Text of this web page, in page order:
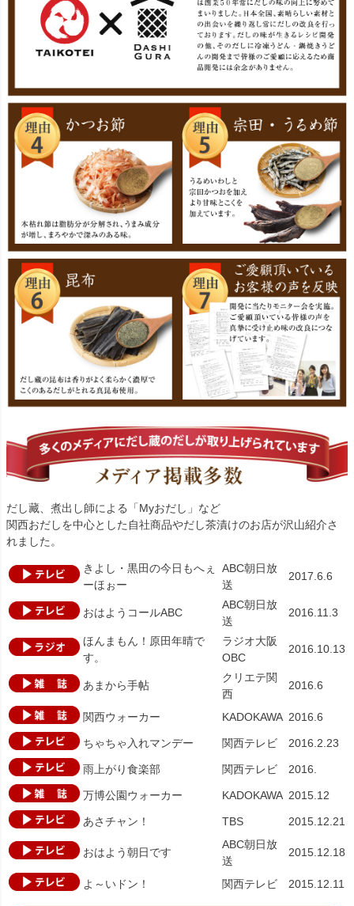
だし藏、煮出し師による「Myおだし」など
関西おだしを中心とした自社商品やだし茶漬けのお店が沢山紹介さ
れました。
きよし・黒田の今日もへぇ
ーほぉー
ABC朝日放
送
2017.6.6
おはようコールABC
ABC朝日放
送
2016.11.3
ほんまもん！原田年晴で
す。
ラジオ大阪
OBC
2016.10.13
あまから手帖
クリエテ関
西
2016.6
関西ウォーカー KADOKAWA 2016.6
ちゃちゃ入れマンデー 関西テレビ 2016.2.23
雨上がり食楽部 関西テレビ 2016.
万博公園ウォーカー KADOKAWA 2015.12
あさチャン！ TBS 2015.12.21
おはよう朝日です
ABC朝日放
送
2015.12.18
よ～いドン！ 関西テレビ 2015.12.11